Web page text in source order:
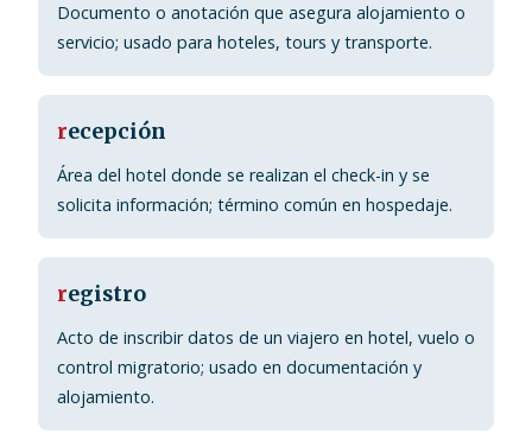
Documento o anotación que asegura alojamiento o
servicio; usado para hoteles, tours y transporte.
recepción
Área del hotel donde se realizan el check-in y se
solicita información; término común en hospedaje.
registro
Acto de inscribir datos de un viajero en hotel, vuelo o
control migratorio; usado en documentación y
alojamiento.